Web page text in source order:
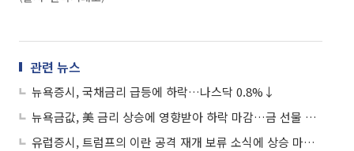
관련 뉴스
뉴욕증시, 국채금리 급등에 하락…나스닥 0.8%↓
뉴욕금값, 美 금리 상승에 영향받아 하락 마감…금 선물 1.59%↓
유럽증시, 트럼프의 이란 공격 재개 보류 소식에 상승 마감…스톡스600 0.19%↑